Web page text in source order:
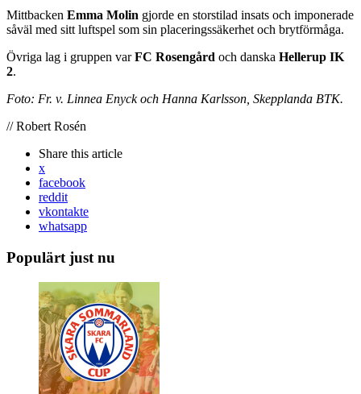
Mittbacken Emma Molin gjorde en storstilad insats och imponerade
såväl med sitt luftspel som sin placeringssäkerhet och brytförmåga.
Övriga lag i gruppen varFC Rosengård och danska Hellerup IK
2.
Foto: Fr. v. Linnea Enyck och Hanna Karlsson, Skepplanda BTK.
// Robert Rosén
Share this article
x
facebook
reddit
vkontakte
whatsapp
Populärt just nu